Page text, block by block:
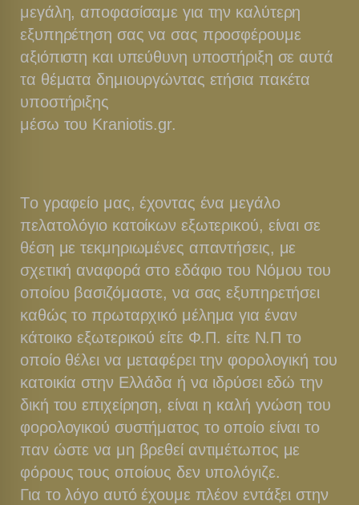
μεγάλη, αποφασίσαμε για την καλύτερη
εξυπηρέτηση σας να σας προσφέρουμε
αξιόπιστη και υπεύθυνη υποστήριξη σε αυτά
τα θέματα δημιουργώντας ετήσια πακέτα
υποστήριξης
μέσω του Kraniotis.gr.
Tο γραφείο μας, έχοντας ένα μεγάλο
πελατολόγιο κατοίκων εξωτερικού, είναι σε
θέση με τεκμηριωμένες απαντήσεις, με
σχετική αναφορά στο εδάφιο του Νόμου του
οποίου βασιζόμαστε, να σας εξυπηρετήσει
καθώς το πρωταρχικό μέλημα για έναν
κάτοικο εξωτερικού είτε Φ.Π. είτε Ν.Π το
οποίο θέλει να μεταφέρει την φορολογική του
κατοικία στην Ελλάδα ή να ιδρύσει εδώ την
δική του επιχείρηση, είναι η καλή γνώση του
φορολογικού συστήματος το οποίο είναι το
παν ώστε να μη βρεθεί αντιμέτωπος με
φόρους τους οποίους δεν υπολόγιζε.
Για το λόγο αυτό έχουμε πλέον εντάξει στην